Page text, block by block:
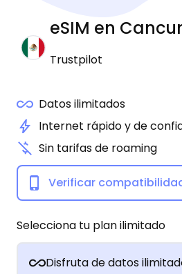
eSIM en
Trustpilot
Datos ilimitados
Internet rápido y de
Sin tarifas de roaming
Verificar
Selecciona tu plan ilimitado
Disfruta de datos